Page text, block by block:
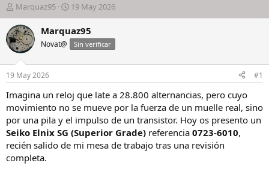
I
n
i
c
i
a
d
o
r
e
l
h
i
l
Marquaz95
F
e
c
h
a
i
n
i
c
i
o
19 May 2026
Marquaz95
Novat@ Sin verificar
19 May 2026 #1
Imagina un reloj que late a 28.800 alternancias, pero cuyo
movimiento no se mueve por la fuerza de un muelle real, sino
por una pila y el impulso de un transistor. Hoy os presento un
Seiko Elnix SG (Superior Grade) referencia 0723-6010,
recién salido de mi mesa de trabajo tras una revisión
completa.